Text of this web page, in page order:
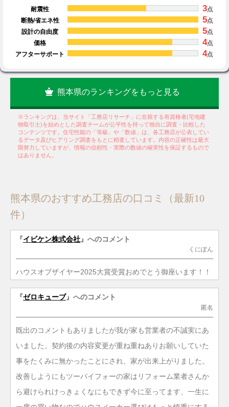
耐震性 3点
断熱/省エネ性
5点
設計の自由度
5点
価格
4点
アフターサポート
4点
熊本県のランキングをもっと見る
※ランキングは、当サイト「工務店リサーチ」に在籍する有資格者(宅地建
物取引士)を始めとした調査チームが公平性を持って独自に調査・比較した
コンテンツです。住宅性能の「等級」や「数値」は、各工務店が公表してい
るデータ及びヒアリング調査をもとに精査しています。内容の正確性は最大
限努力していますが、情報の信頼性・実際の数値の確実性を保証するもので
はありません。
熊本県のおすすめ工務店の口コミ（最新10
件）
『イビケン株式会社 』へのコメント
くにぽん
ハウスオブザイヤー2025大賞受賞おめでとう御座います！！
『ゼロキューブ』へのコメント
匿名
既出のコメントもありましたが我が家も営業者の不誠実にあ
いました。契約後の内容変更が重ね重ねありお願いしていた
事をたくみに無かったことにされ、家が出来上がりました。
改善しようにもツーバイフォーの家はリフォーム業者さんか
ら避けられけっきょくなにもできず今に至ってます、一生に